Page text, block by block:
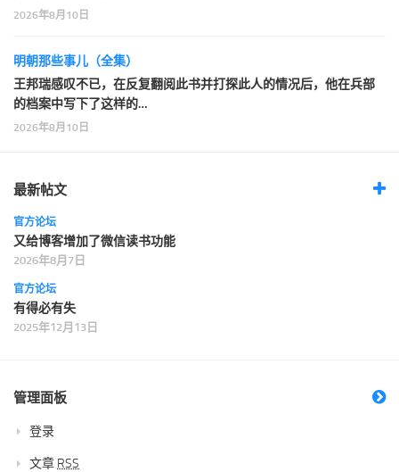
2026年8月10日
明朝那些事儿（全集）
王邦瑞感叹不已，在反复翻阅此书并打探此人的情况后，他在兵部
的档案中写下了这样的…
2026年8月10日
最新帖文
官方论坛
又给博客增加了微信读书功能
2026年8月7日
官方论坛
有得必有失
2025年12月13日
管理面板
登录
文章 RSS